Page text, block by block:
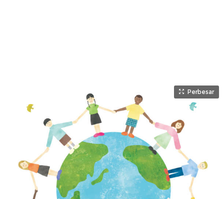
Perbesar